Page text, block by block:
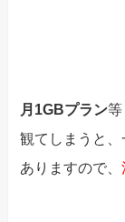
月1GBプラン
観てしまうと
ありますので、